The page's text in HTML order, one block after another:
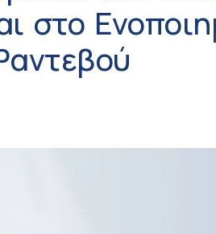
στο